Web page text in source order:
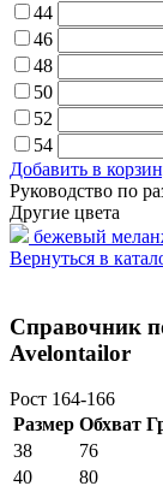
44
46
48
50
52
54
Добавить в
Руководство по
Другие цвета
бежевый
Вернуться в
Справочник
Avelontailor
Рост 164-166
Размер Обхват
38
76
40
80